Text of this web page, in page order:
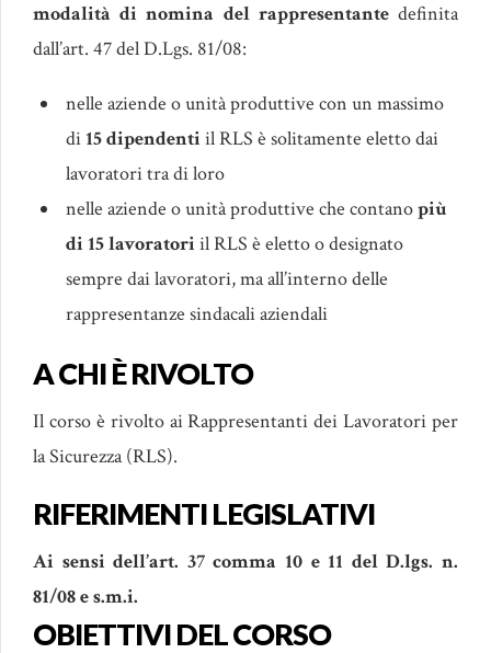
modalità di nomina del rappresentantedefinita
dall’art. 47 del D.Lgs. 81/08:
nelle aziende o unità produttive con un massimo
di15 dipendenti il RLS è solitamente eletto dai
lavoratori tra di loro
nelle aziende o unità produttive che contanopiù
di 15 lavoratori il RLS è eletto o designato
sempre dai lavoratori, ma all’interno delle
rappresentanze sindacali aziendali
A CHI È RIVOLTO
Il corso è rivolto ai Rappresentanti dei Lavoratori per
la Sicurezza (RLS).
RIFERIMENTI LEGISLATIVI
Ai sensi dell’art. 37 comma 10 e 11 del D.lgs. n.
81/08 e s.m.i.
OBIETTIVI DEL CORSO